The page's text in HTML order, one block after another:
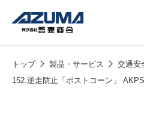
トップ 製品・サービス 交通安
152.逆走防止「ポストコーン」